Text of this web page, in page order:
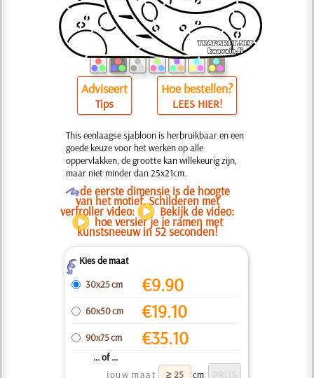
Adviseert
Tips
Hoe bestellen?
LEES HIER!
This eenlaagse sjabloon is herbruikbaar en een
goede keuze voor het werken op alle
oppervlakken, de grootte kan willekeurig zijn,
maar niet minder dan 25x21cm.
Ode eerste dimensie is de hoogte
van het motief. Schilderen met
verfroller video: Bekijk de video:
hoe versier je je ramen met
kunstsneeuw in 52 seconden!
ZKies de maat
30x25 cm
€9.90
60x50 cm €19.10
90x75 cm €35.10
... of ...
jouw maat
cm